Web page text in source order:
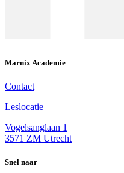
Marnix Academie
Contact
Leslocatie
Vogelsanglaan 1
3571 ZM Utrecht
Snel naar